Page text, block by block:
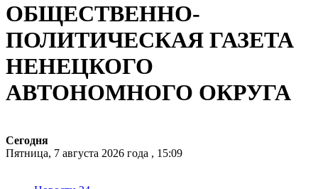
ОБЩЕСТВЕННО-
ПОЛИТИЧЕСКАЯ ГАЗЕТА
НЕНЕЦКОГО
АВТОНОМНОГО ОКРУГА
Сегодня
Пятница, 7 августа 2026 года , 15:09